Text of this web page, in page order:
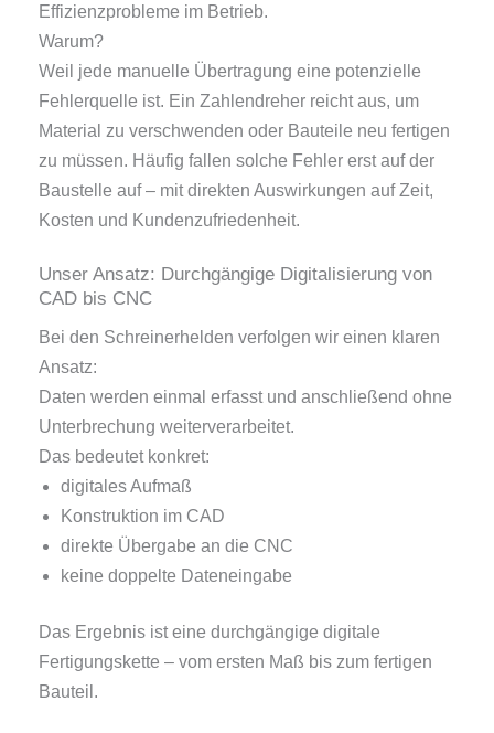
Effizienzprobleme im Betrieb.
Warum?
Weil jede manuelle Übertragung eine potenzielle
Fehlerquelle ist. Ein Zahlendreher reicht aus, um
Material zu verschwenden oder Bauteile neu fertigen
zu müssen. Häufig fallen solche Fehler erst auf der
Baustelle auf – mit direkten Auswirkungen auf Zeit,
Kosten und Kundenzufriedenheit.
Unser Ansatz: Durchgängige Digitalisierung von
CAD bis CNC
Bei den Schreinerhelden verfolgen wir einen klaren
Ansatz:
Daten werden einmal erfasst und anschließend ohne
Unterbrechung weiterverarbeitet.
Das bedeutet konkret:
digitales Aufmaß
Konstruktion im CAD
direkte Übergabe an die CNC
keine doppelte Dateneingabe
Das Ergebnis ist eine durchgängige digitale
Fertigungskette – vom ersten Maß bis zum fertigen
Bauteil.